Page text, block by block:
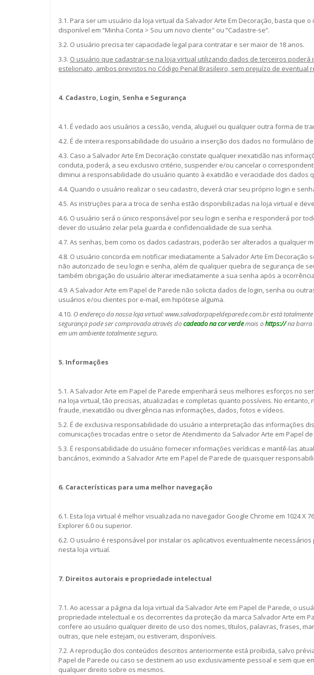
3.1. Para ser um usuário da loja virtual da Salvador Arte Em Decoração, basta que
disponível em “Minha Conta > Sou um novo cliente" ou “Cadastre-se”.
3.2. O usuário precisa ter capacidade legal para contratar e ser maior de 18 anos.
3.3. O usuário que cadastrar-se na loja virtual utilizando dados de terceiros
estelionato, ambos previstos no Código Penal Brasileiro, sem prejuízo de eventual
4. Cadastro, Login, Senha e Segurança
4.1. É vedado aos usuários a cessão, venda, aluguel ou qualquer outra forma de
4.2. É de inteira responsabilidade do usuário a inserção dos dados no formulário
4.3. Caso a Salvador Arte Em Decoração constate qualquer inexatidão nas
conduta, poderá, a seu exclusivo critério, suspender e/ou cancelar o
diminui a responsabilidade do usuário quanto à exatidão e veracidade dos dados
4.4. Quando o usuário realizar o seu cadastro, deverá criar seu próprio login e
4.5. As instruções para a troca de senha estão disponibilizadas na loja virtual e
4.6. O usuário será o único responsável por seu login e senha e responderá por
dever do usuário zelar pela guarda e confidencialidade de sua senha.
4.7. As senhas, bem como os dados cadastrais, poderão ser alterados a qualquer
4.8. O usuário concorda em notificar imediatamente a Salvador Arte Em
não autorizado de seu login e senha, além de qualquer quebra de segurança de
também obrigação do usuário alterar imediatamente a sua senha após a
4.9. A Salvador Arte em Papel de Parede não solicita dados de login, senha ou
usuários e/ou clientes por e-mail, em hipótese alguma.
4.10. O endereço da nossa loja virtual: www.salvadorpapeldeparede.com.br está
segurança podeser comprovada através docadeado na cor verdemais ohttps://na barra
em um ambiente totalmente seguro.
5. Informações
5.1. A Salvador Arte em Papel de Parede empenhará seus melhores esforços no
na loja virtual, tão precisas, atualizadas e completas quanto possíveis. No
fraude, inexatidão ou divergência nas informações, dados, fotos e vídeos.
5.2. É de exclusiva responsabilidade do usuário a interpretação das informações
comunicações trocadas entre o setor de Atendimento da Salvador Arte em Papel
5.3. É responsabilidade do usuário fornecer informações verídicas e mantê-las
bancários, eximindo a Salvador Arte em Papel de Parede de quaisquer
6. Características para uma melhor navegação
6.1. Esta loja virtual é melhor visualizada no navegador Google Chrome em 1024 X
Explorer 6.0 ou superior.
6.2. O usuário é responsável por instalar os aplicativos eventualmente
nesta loja virtual.
7. Direitos autorais e propriedade intelectual
7.1. Ao acessar a página da loja virtual da Salvador Arte em Papel de Parede, o
propriedade intelectual e os decorrentes da proteção da marca Salvador Arte em
confere ao usuário qualquer direito de uso dos nomes, títulos, palavras, frases,
outras, que nele estejam, ou estiveram, disponíveis.
7.2. A reprodução dos conteúdos descritos anteriormente está proibida, salvo
Papel de Parede ou caso se destinem ao uso exclusivamente pessoal e sem que
qualquer direito sobre os mesmos.